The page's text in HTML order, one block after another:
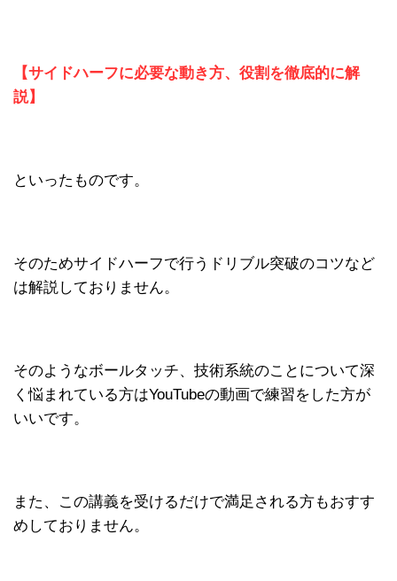
【サイドハーフに必要な動き方、役割を徹底的に解
説】
といったものです。
そのためサイドハーフで行うドリブル突破のコツなど
は解説しておりません。
そのようなボールタッチ、技術系統のことについて深
く悩まれている方はYouTubeの動画で練習をした方が
いいです。
また、この講義を受けるだけで満足される方もおすす
めしておりません。